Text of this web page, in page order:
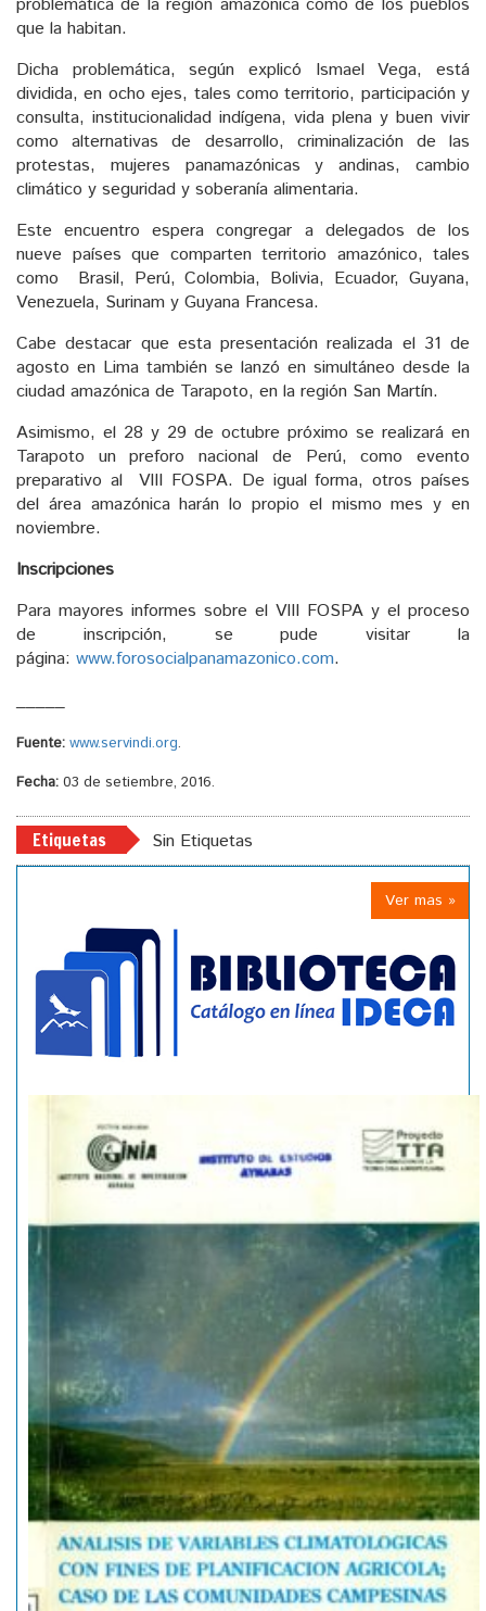
problemática de la región amazónica como de los pueblos
que la habitan.
Dicha problemática, según explicó Ismael Vega, está
dividida, en ocho ejes, tales como territorio, participación y
consulta, institucionalidad indígena, vida plena y buen vivir
como alternativas de desarrollo, criminalización de las
protestas, mujeres panamazónicas y andinas, cambio
climático y seguridad y soberanía alimentaria.
Este encuentro espera congregar a delegados de los
nueve países que comparten territorio amazónico, tales
como Brasil, Perú, Colombia, Bolivia, Ecuador, Guyana,
Venezuela, Surinam y Guyana Francesa.
Cabe destacar que esta presentación realizada el 31 de
agosto en Lima también se lanzó en simultáneo desde la
ciudad amazónica de Tarapoto, en la región San Martín.
Asimismo, el 28 y 29 de octubre próximo se realizará en
Tarapoto un preforo nacional de Perú, como evento
preparativo al VIII FOSPA. De igual forma, otros países
del área amazónica harán lo propio el mismo mes y en
noviembre.
Inscripciones
Para mayores informes sobre el VIII FOSPA y el proceso
de inscripción, se pude visitar la
página: www.forosocialpanamazonico.com.
Fuente: www.servindi.org.
Fecha: 03 de setiembre, 2016.
Etiquetas Sin Etiquetas
Ver mas »